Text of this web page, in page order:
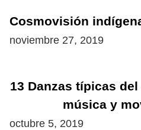
Cosmovisión
noviembre 27, 2019
13 Danzas típicas
música y
octubre 5, 2019